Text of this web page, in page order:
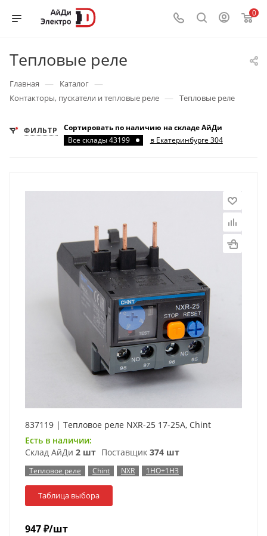
0
Тепловые реле
Главная — Каталог —
Контакторы, пускатели и тепловые реле — Тепловые реле
ФИЛЬТР
Сортировать по наличию на складе АйДи
Все склады 43199
в Екатеринбурге 304
837119 | Тепловое реле NXR-25 17-25А, Chint
Есть в наличии:
Склад АйДи 2 шт Поставщик 374 шт
Тепловое реле Chint NXR 1НО+1НЗ
Таблица выбора
947₽/шт